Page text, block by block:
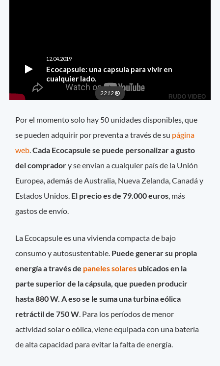
Por el momento solo hay 50 unidades disponibles, que
se pueden adquirir por preventa a través de su página
web .Cada Ecocapsule se puede personalizar a gusto
del compradory se envían a cualquier país de la Unión
Europea, además de Australia, Nueva Zelanda, Canadá y
Estados Unidos. El precio es de 79.000 euros , más
gastos de envío.
La Ecocapsule es una vivienda compacta de bajo
consumo y autosustentable. Puede generar su propia
energía a través de paneles solares ubicados en la
parte superior de la cápsula, que pueden producir
hasta 880 W. A eso se le suma una turbina eólica
retráctil de 750 W. Para los períodos de menor
actividad solar o eólica, viene equipada con una batería
de alta capacidad para evitar la falta de energía.